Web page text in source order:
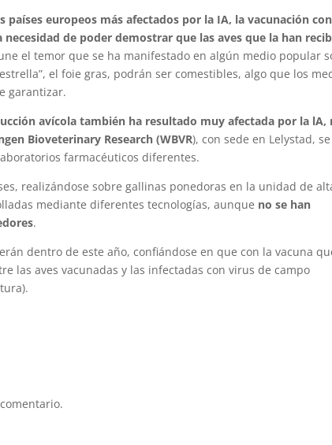
países europeos más afectados por la IA, la vacunación
de poder demostrar que las aves que la han
el temor que se ha manifestado en algún medio popular
el foie gras, podrán ser comestibles, algo que los
garantizar.
avícola también ha resultado muy afectada por la lA,
Bioveterinary Research (WBVR), con sede en Lelystad, se
farmacéuticos diferentes.
realizándose sobre gallinas ponedoras en la unidad de
mediante diferentes tecnologías, aunque no se han
.
dentro de este año, confiándose en que con la vacuna
las aves vacunadas y las infectadas con virus de campo